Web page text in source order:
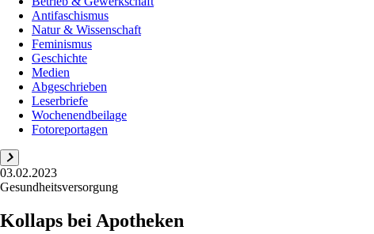
Antifaschismus
Natur & Wissenschaft
Feminismus
Geschichte
Medien
Abgeschrieben
Leserbriefe
Wochenendbeilage
Fotoreportagen
03.02.2023
Gesundheitsversorgung
Kollaps bei Apotheken